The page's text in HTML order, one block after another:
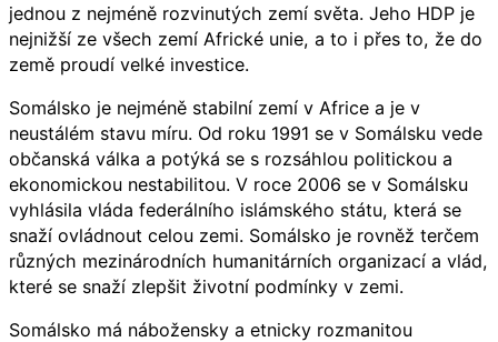
jednou z nejméně rozvinutých zemí světa. Jeho HDP je
nejnižší ze všech zemí Africké unie, a to i přes to, že do
země proudí velké investice.
Somálsko je nejméně stabilní zemí v Africe a je v
neustálém stavu míru. Od roku 1991 se v Somálsku vede
občanská válka a potýká se s rozsáhlou politickou a
ekonomickou nestabilitou. V roce 2006 se v Somálsku
vyhlásila vláda federálního islámského státu, která se
snaží ovládnout celou zemi. Somálsko je rovněž terčem
různých mezinárodních humanitárních organizací a vlád,
které se snaží zlepšit životní podmínky v zemi.
Somálsko má nábožensky a etnicky rozmanitou